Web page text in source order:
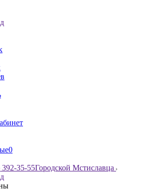
0
35-55Городской Мстиславца